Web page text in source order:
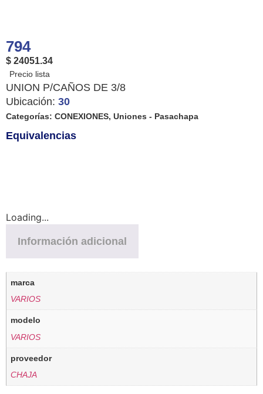
794
$ 24051.34
UNION P/CAÑOS DE 3/8
Ubicación: 30
Categorías: CONEXIONES, Uniones - Pasachapa
Equivalencias
Loading...
Información adicional
marca
VARIOS
modelo
VARIOS
proveedor
CHAJA